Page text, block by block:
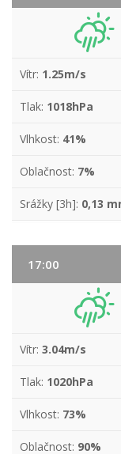
Vítr: 1.25m/s
Tlak: 1018hPa
Vlhkost: 41%
Oblačnost: 7%
Srážky [3h]: 0,13
17:00
Vítr: 3.04m/s
Tlak: 1020hPa
Vlhkost: 73%
Oblačnost: 90%